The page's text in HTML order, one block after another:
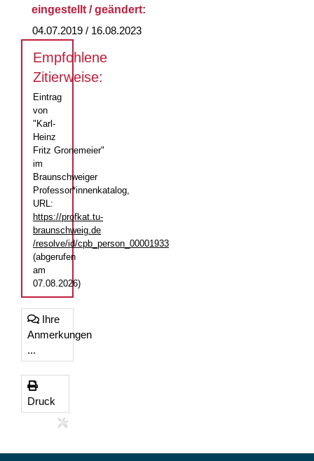
eingestellt / geändert:
04.07.2019 / 16.08.2023
Empfohlene
Zitierweise:
Eintrag
von
"Karl-
Heinz
Fritz Gronemeier"
im
Braunschweiger
Professor*innenkatalog,
URL:
https://profkat.tu-
braunschweig.de
/resolve/id/cpb_person_00001933
(abgerufen
am
07.08.2026)
Ihre
Anmerkungen
...
Druck